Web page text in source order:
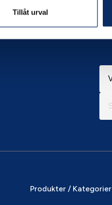
Tillåt urval
Produkter / Kategorier